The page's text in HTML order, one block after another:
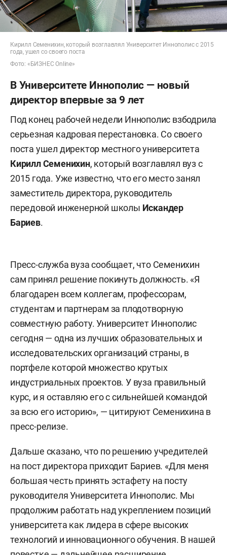
Кирилл Семенихин, который возглавлял Университет Иннополис с 2015
года, ушел со своего поста
Фото: «БИЗНЕС Online»
В Университете Иннополис — новый
директор впервые за 9 лет
Под конец рабочей недели Иннополис взбодрила
серьезная кадровая перестановка. Со своего
поста ушел директор местного университета
Кирилл Семенихин, который возглавлял вуз с
2015 года. Уже известно, что его место занял
заместитель директора, руководитель
передовой инженерной школы Искандер
Бариев.
Пресс-служба вуза сообщает, что Семенихин
сам принял решение покинуть должность. «Я
благодарен всем коллегам, профессорам,
студентам и партнерам за плодотворную
совместную работу. Университет Иннополис
сегодня — одна из лучших образовательных и
исследовательских организаций страны, в
портфеле которой множество крутых
индустриальных проектов. У вуза правильный
курс, и я оставляю его с сильнейшей командой
за всю его историю», — цитируют Семенихина в
пресс-релизе.
Дальше сказано, что по решению учредителей
на пост директора приходит Бариев. «Для меня
большая честь принять эстафету на посту
руководителя Университета Иннополис. Мы
продолжим работать над укреплением позиций
университета как лидера в сфере высоких
технологий и инновационного обучения. В нашей